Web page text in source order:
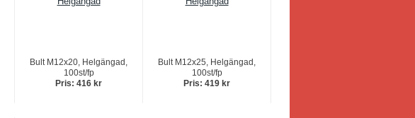
Bult M12x20, Helgängad,
100st/fp
Pris: 416 kr
Bult M12x25, Helgängad,
100st/fp
Pris: 419 kr